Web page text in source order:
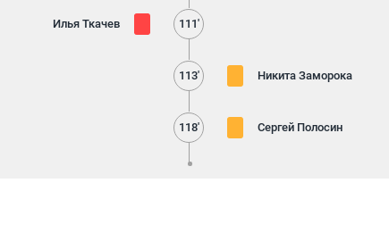
Илья Ткачев 111'
113' Никита Заморока
118' Сергей Полосин